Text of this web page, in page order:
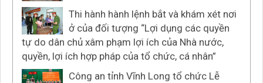
Thi hành hành lệnh bắt và khám xét nơi
ở của đối tượng “Lợi dụng các quyền
tự do dân chủ xâm phạm lợi ích của Nhà nước,
quyền, lợi ích hợp pháp của tổ chức, cá nhân”
Công an tỉnh Vĩnh Long tổ chức Lễ